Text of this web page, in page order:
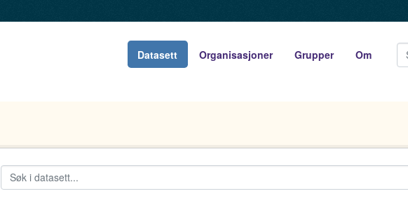
Datasett Organisasjoner Grupper Om